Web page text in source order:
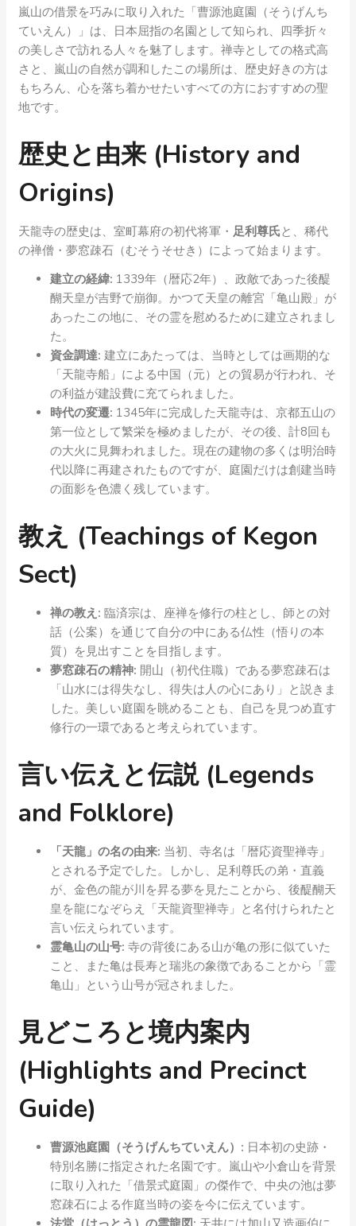
嵐山の借景を巧みに取り入れた「曹源池庭園（そうげんち
ていえん）」は、日本屈指の名園として知られ、四季折々
の美しさで訪れる人々を魅了します。禅寺としての格式高
さと、嵐山の自然が調和したこの場所は、歴史好きの方は
もちろん、心を落ち着かせたいすべての方におすすめの聖
地です。
歴史と由来 (History and
Origins)
天龍寺の歴史は、室町幕府の初代将軍・ 足利尊氏と、稀代
の禅僧・夢窓疎石（むそうそせき）によって始まります。
建立の経緯: 1339年（暦応2年）、政敵であった後醍
醐天皇が吉野で崩御。かつて天皇の離宮「亀山殿」が
あったこの地に、その霊を慰めるために建立されまし
た。
資金調達: 建立にあたっては、当時としては画期的な
「天龍寺船」による中国（元）との貿易が行われ、そ
の利益が建設費に充てられました。
時代の変遷: 1345年に完成した天龍寺は、京都五山の
第一位として繁栄を極めましたが、その後、計8回も
の大火に見舞われました。現在の建物の多くは明治時
代以降に再建されたものですが、庭園だけは創建当時
の面影を色濃く残しています。
教え (Teachings of Kegon
Sect)
禅の教え: 臨済宗は、座禅を修行の柱とし、師との対
話（公案）を通じて自分の中にある仏性（悟りの本
質）を見出すことを目指します。
夢窓疎石の精神: 開山（初代住職）である夢窓疎石は
「山水には得失なし、得失は人の心にあり」と説きま
した。美しい庭園を眺めることも、自己を見つめ直す
修行の一環であると考えられています。
言い伝えと伝説 (Legends
and Folklore)
「天龍」の名の由来: 当初、寺名は「暦応資聖禅寺」
とされる予定でした。しかし、足利尊氏の弟・直義
が、金色の龍が川を昇る夢を見たことから、後醍醐天
皇を龍になぞらえ「天龍資聖禅寺」と名付けられたと
言い伝えられています。
霊亀山の山号: 寺の背後にある山が亀の形に似ていた
こと、また亀は長寿と瑞兆の象徴であることから「霊
亀山」という山号が冠されました。
見どころと境内案内
(Highlights and Precinct
Guide)
曹源池庭園（そうげんちていえん）: 日本初の史跡・
特別名勝に指定された名園です。嵐山や小倉山を背景
に取り入れた「借景式庭園」の傑作で、中央の池は夢
窓疎石による作庭当時の姿を今に伝えています。